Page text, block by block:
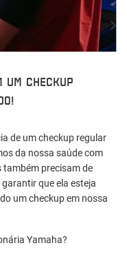
UM CHECKUP
de um checkup regular
da nossa saúde com
precisam de
que ela esteja
um checkup em nossa
Yamaha?